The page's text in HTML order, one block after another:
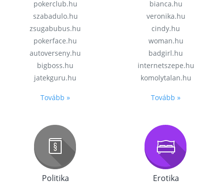
pokerclub.hu
szabadulo.hu
zsugabubus.hu
pokerface.hu
autoverseny.hu
bigboss.hu
jatekguru.hu
Tovább »
bianca.hu
veronika.hu
cindy.hu
woman.hu
badgirl.hu
internetszepe.hu
komolytalan.hu
Tovább »
Politika Erotika